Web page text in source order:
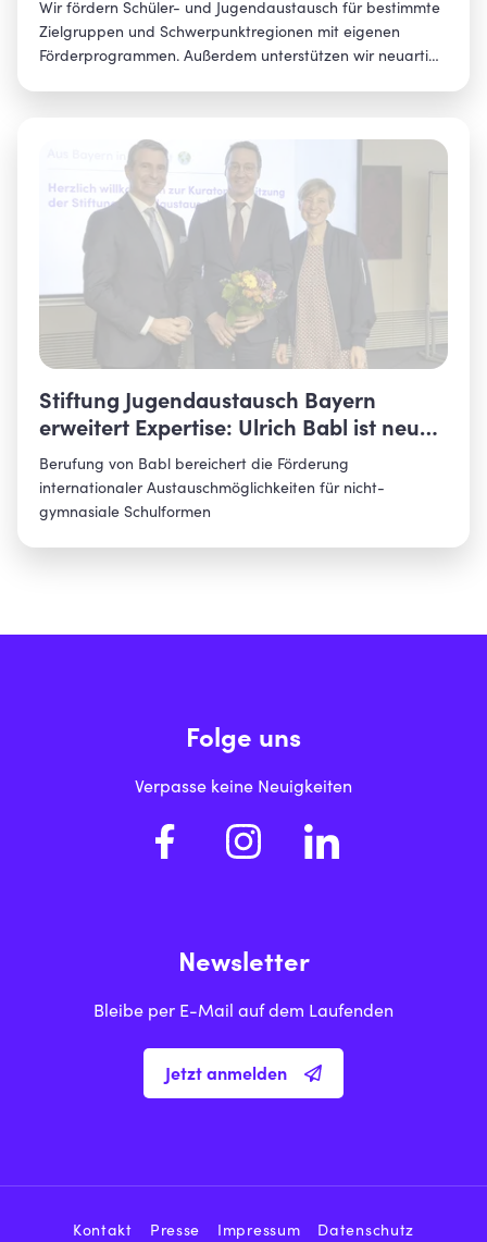
Wir fördern Schüler- und Jugendaustausch für bestimmte
Zielgruppen und Schwerpunktregionen mit eigenen
Förderprogrammen. Außerdem unterstützen wir neuartige
Mittel-, Real-, Förder- und berufliche Schulen gehen,
schaffen wir neue Chancen.
Stiftung Jugendaustausch Bayern
erweitert Expertise: Ulrich Babl ist neues
Kuratoriumsmitglied
Berufung von Babl bereichert die Förderung
internationaler Austauschmöglichkeiten für nicht-
gymnasiale Schulformen
Folge uns
Verpasse keine Neuigkeiten
Newsletter
Bleibe per E-Mail auf dem Laufenden
Jetzt anmelden
Kontakt Presse Impressum Datenschutz